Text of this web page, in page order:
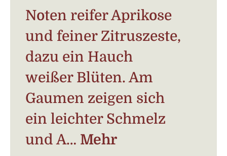
Noten reifer Aprikose
und feiner Zitruszeste,
dazu ein Hauch
weißer Blüten. Am
Gaumen zeigen sich
ein leichter Schmelz
und A… Mehr